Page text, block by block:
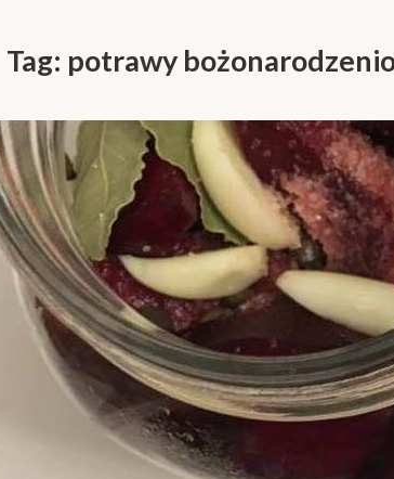
Tag: potrawy